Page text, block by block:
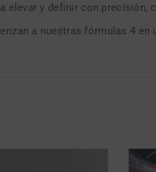
y definir con precisión,
a nuestras fórmulas 4 en